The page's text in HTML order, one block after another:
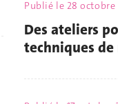
Publié le 28 octobre
Des ateliers
techniques